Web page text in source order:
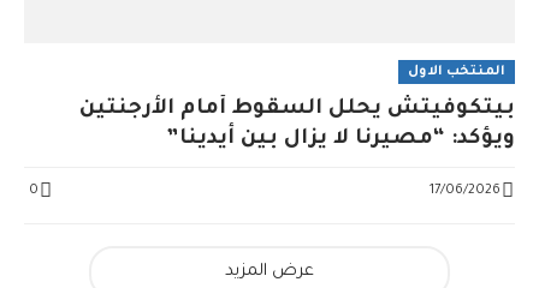
المنتخب الاول
بيتكوفيتش يحلل السقوط أمام الأرجنتين
ويؤكد: “مصيرنا لا يزال بين أيدينا”
17/06/2026
0
عرض المزيد